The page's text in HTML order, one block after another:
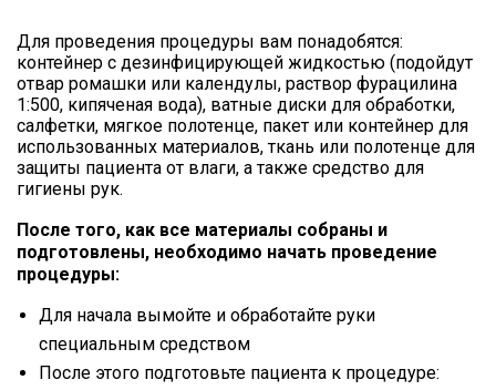
Для проведения процедуры вам понадобятся:
контейнер с дезинфицирующей жидкостью (подойдут
отвар ромашки или календулы, раствор фурацилина
1:500, кипяченая вода), ватные диски для обработки,
салфетки, мягкое полотенце, пакет или контейнер для
использованных материалов, ткань или полотенце для
защиты пациента от влаги, а также средство для
гигиены рук.
После того, как все материалы собраны и
подготовлены, необходимо начать проведение
процедуры:
Для начала вымойте и обработайте руки
специальным средством
После этого подготовьте пациента к процедуре: